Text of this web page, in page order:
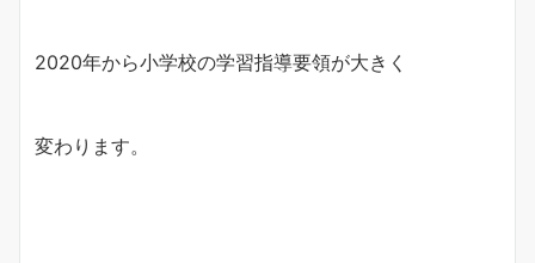
2020年から小学校の学習指導要領が大きく
変わります。